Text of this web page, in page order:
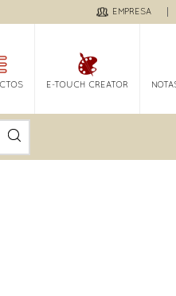
EMPRESA
E-TOUCH CREATOR